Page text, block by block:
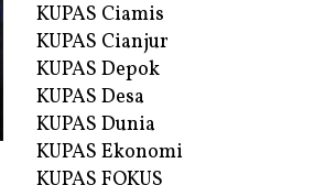
KUPAS Ciamis
KUPAS Cianjur
KUPAS Depok
KUPAS Desa
KUPAS Dunia
KUPAS Ekonomi